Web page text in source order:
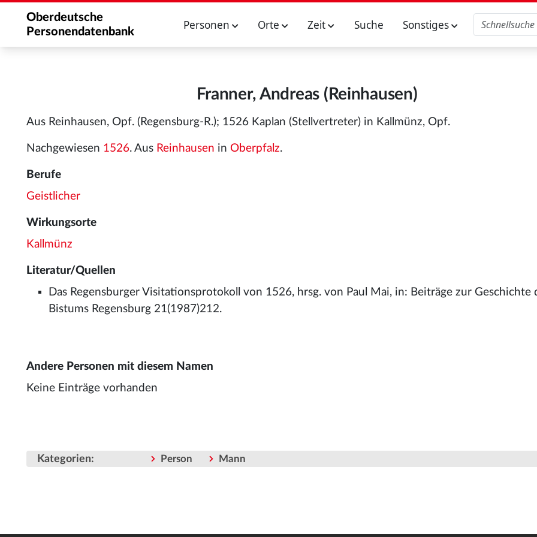
Oberdeutsche
Personendatenbank
Personen Orte Zeit Suche Sonstiges
Franner, Andreas (Reinhausen)
Aus Reinhausen, Opf. (Regensburg-R.); 1526 Kaplan (Stellvertreter) in Kallmünz, Opf.
Nachgewiesen 1526. Aus Reinhausen in Oberpfalz.
Berufe
Geistlicher
Wirkungsorte
Kallmünz
Literatur/Quellen
Das Regensburger Visitationsprotokoll von 1526, hrsg. von Paul Mai, in: Beiträge zur Geschichte
Bistums Regensburg 21(1987)212.
Andere Personen mit diesem Namen
Keine Einträge vorhanden
Kategorien: Person Mann